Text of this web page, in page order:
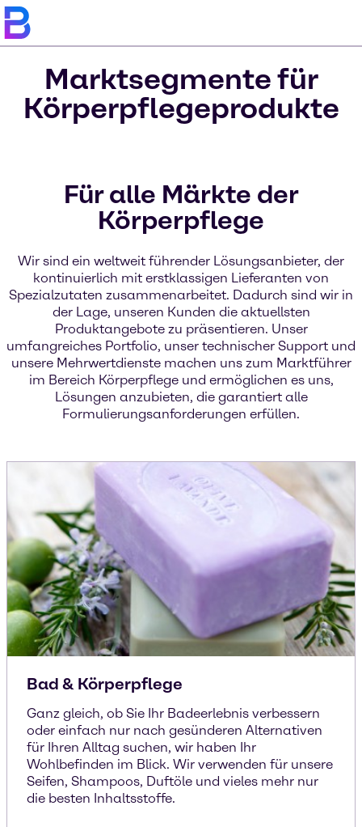
Marktsegmente für
Körperpflegeprodukte
Für alle Märkte der
Körperpflege
Wir sind ein weltweit führender Lösungsanbieter, der
kontinuierlich mit erstklassigen Lieferanten von
Spezialzutaten zusammenarbeitet. Dadurch sind wir in
der Lage, unseren Kunden die aktuellsten
Produktangebote zu präsentieren. Unser
umfangreiches Portfolio, unser technischer Support und
unsere Mehrwertdienste machen uns zum Marktführer
im Bereich Körperpflege und ermöglichen es uns,
Lösungen anzubieten, die garantiert alle
Formulierungsanforderungen erfüllen.
Bad & Körperpflege
Ganz gleich, ob Sie Ihr Badeerlebnis verbessern
oder einfach nur nach gesünderen Alternativen
für Ihren Alltag suchen, wir haben Ihr
Wohlbefinden im Blick. Wir verwenden für unsere
Seifen, Shampoos, Duftöle und vieles mehr nur
die besten Inhaltsstoffe.